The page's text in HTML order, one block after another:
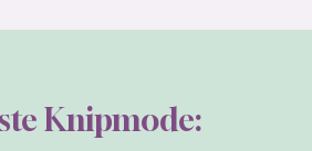
Knipmode: